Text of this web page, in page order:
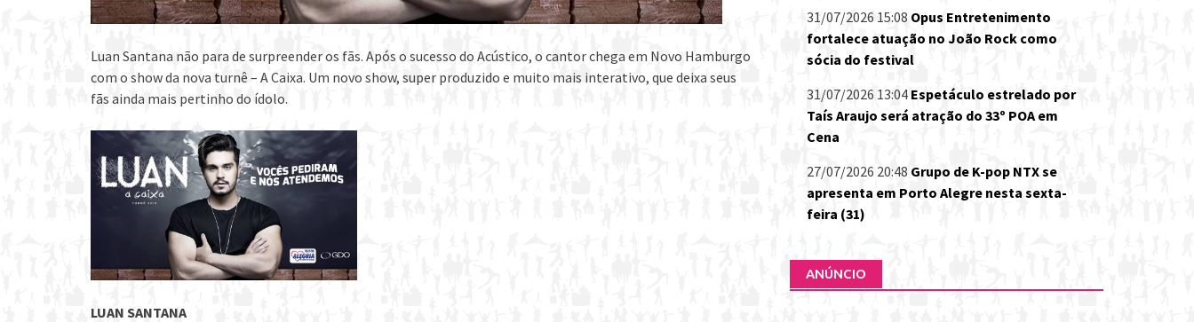
Luan Santana não para de surpreender os fãs. Após o sucesso do Acústico, o cantor chega em Novo Hamburgo
com o show da nova turnê – A Caixa. Um novo show, super produzido e muito mais interativo, que deixa seus
fãs ainda mais pertinho do ídolo.
LUAN SANTANA
31/07/2026 15:08 Opus Entretenimento
fortalece atuação no João Rock como
sócia do festival
31/07/2026 13:04 Espetáculo estrelado por
Taís Araujo será atração do 33º POA em
Cena
27/07/2026 20:48 Grupo de K-pop NTX se
apresenta em Porto Alegre nesta sexta-
feira (31)
ANÚNCIO